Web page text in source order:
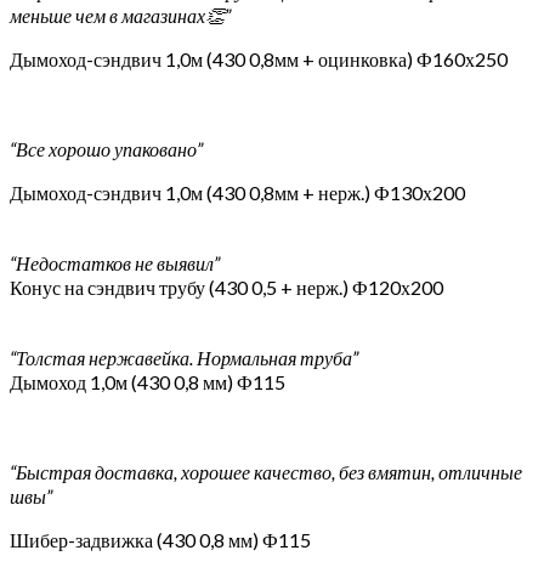
меньше чем в магазинах👏”
Дымоход-сэндвич 1,0м (430 0,8мм + оцинковка) Ф160х250
“Все хорошо упаковано”
Дымоход-сэндвич 1,0м (430 0,8мм + нерж.) Ф130х200
“Недостатков не выявил”
Конус на сэндвич трубу (430 0,5 + нерж.) Ф120х200
“Толстая нержавейка. Нормальная труба”
Дымоход 1,0м (430 0,8 мм) Ф115
“Быстрая доставка, хорошее качество, без вмятин, отличные
швы”
Шибер-задвижка (430 0,8 мм) Ф115